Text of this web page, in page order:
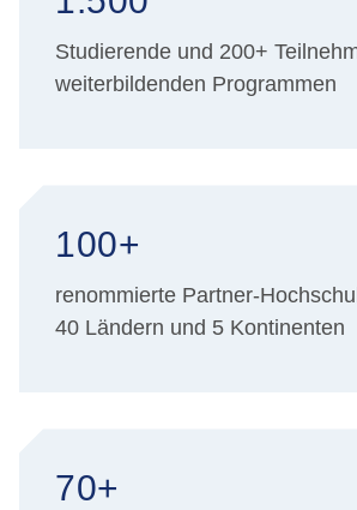
Studierende und 200+
weiterbildenden Programmen
100+
renommierte Partner-
40 Ländern und 5 Kontinenten
70+